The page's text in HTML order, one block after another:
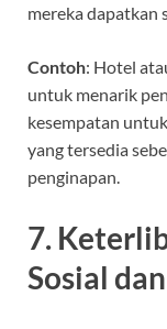
mereka dapatkan
Contoh: Hotel
untuk menarik
kesempatan
yang tersedia
penginapan.
7.
Sosial